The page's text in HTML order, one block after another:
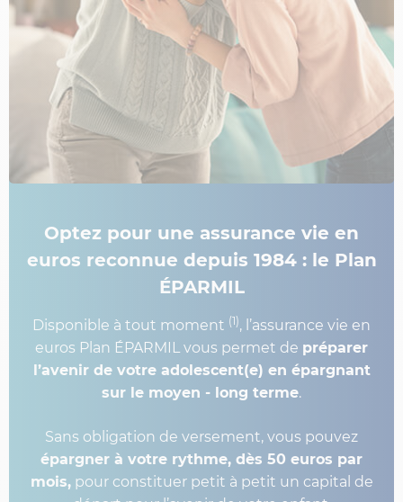
Optez pour une assurance vie en
euros reconnue depuis 1984 : le Plan
ÉPARMIL
Disponible à tout moment (1), l’assurance vie en
euros Plan ÉPARMIL vous permet de préparer
l’avenir de votre adolescent(e) en épargnant
sur le moyen - long terme.
Sans obligation de versement, vous pouvez
épargner à votre rythme, dès 50 euros par
mois,pour constituer petit à petit un capital de